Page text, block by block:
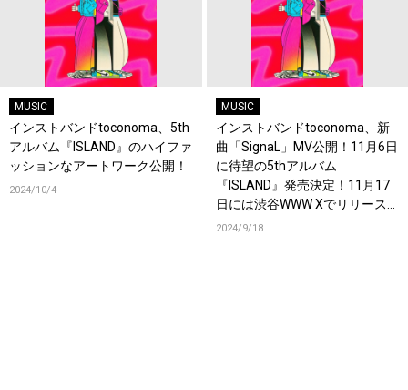
MUSIC
インストバンドtoconoma、5th
アルバム『ISLAND』のハイファ
ッションなアートワーク公開！
2024/10/4
MUSIC
インストバンドtoconoma、新
曲「SignaL」MV公開！11月6日
に待望の5thアルバム
『ISLAND』発売決定！11月17
日には渋谷WWW Xでリリース
パーティー開催！
2024/9/18